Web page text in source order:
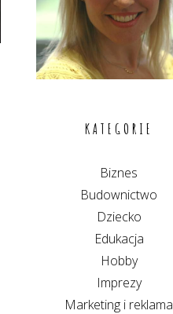
KATEGORIE
Biznes
Budownictwo
Dziecko
Edukacja
Hobby
Imprezy
Marketing i reklama